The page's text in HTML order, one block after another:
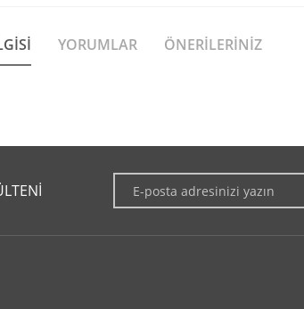
YORUMLAR ÖNERILERINIZ
için teşekkür ederiz.
eksik bilgiler bulunuyor.